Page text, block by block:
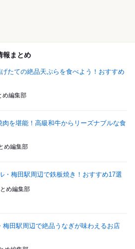
報まとめ
たての絶品天ぷらを食べよう！おすすめ
め編集部
肉を堪能！高級和牛からリーズナブルな食
め編集部
・梅田駅周辺で鉄板焼き！おすすめ17選
め編集部
梅田駅周辺で絶品うなぎが味わえるお店